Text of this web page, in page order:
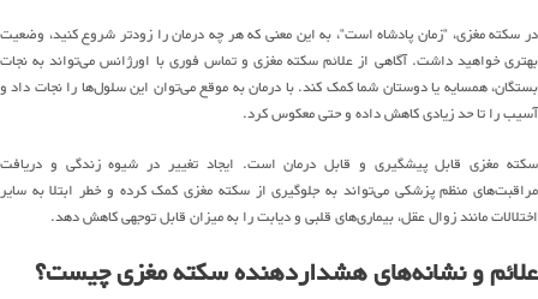
در سکته مغزی، “زمانپادشاهاست“، به این معنی کههر چهدرمانرازودتر شروعکنید، وضعیت
بهتری خواهید داشت.آگاهی از علائم سکته مغزی و تماس فوری با اورژانسمیتواندبه نجات
بستگان، همسایه یا دوستان شما کمک کند.با درمان به موقعمیتوان اینسلولهارا نجات داد و
آسیب را تا حد زیادی کاهش دادهوحتیمعکوس کرد.
سکته مغزی قابل پیشگیری و قابل درمان است. ایجاد تغییر در شیوه زندگی و دریافت
مراقبتهایمنظم پزشکیمیتواند به جلوگیری از سکته مغزی کمک کرده و خطر ابتلا به سایر
اختلالات مانند زوال عقل،بیماریهایقلبی و دیابت را به میزان قابل توجهی کاهش دهد.
علائم ونشانههایهشداردهنده سکته مغزی چیست؟